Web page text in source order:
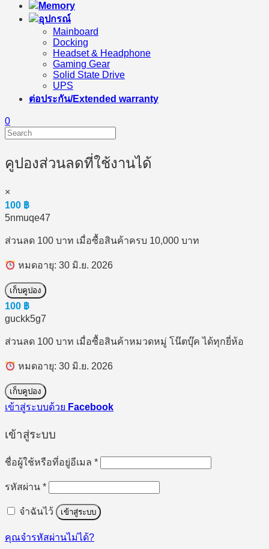
Memory
อุปกรณ์
Mainboard
Docking
Headset & Headphone
Gaming Gear
Solid State Drive
UPS
ต่อประกัน/Extended warranty
0
คูปองส่วนลดที่ใช้งานได้
×
100 ฿
5nmuqe47
ส่วนลด 100 บาท เมื่อซื้อสินค้าครบ 10,000 บาท
หมดอายุ: 30 มิ.ย. 2026
เก็บคูปอง
100 ฿
guckk5g7
ส่วนลด 100 บาท เมื่อซื้อสินค้าหมวดหมู่ โน๊ตบุ๊ค ได้ทุกยี่ห้อ
หมดอายุ: 30 มิ.ย. 2026
เก็บคูปอง
เข้าสู่ระบบด้วย Facebook
เข้าสู่ระบบ
ชื่อผู้ใช้หรือที่อยู่อีเมล *ต้องการ
รหัสผ่าน *ต้องการ
จำฉันไว้ เข้าสู่ระบบ
คุณจำรหัสผ่านไม่ได้?